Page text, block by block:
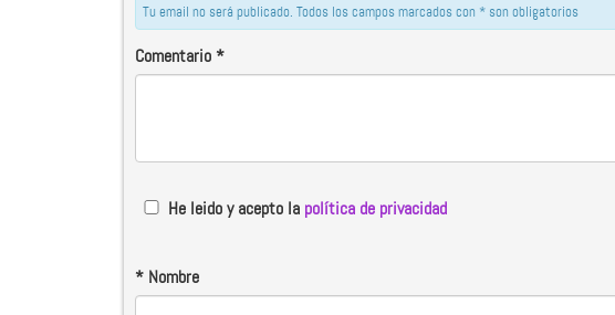
Tu email no será publicado. Todos los campos marcados con * son obligatorios
Comentario*
He leido y acepto la política de privacidad
* Nombre